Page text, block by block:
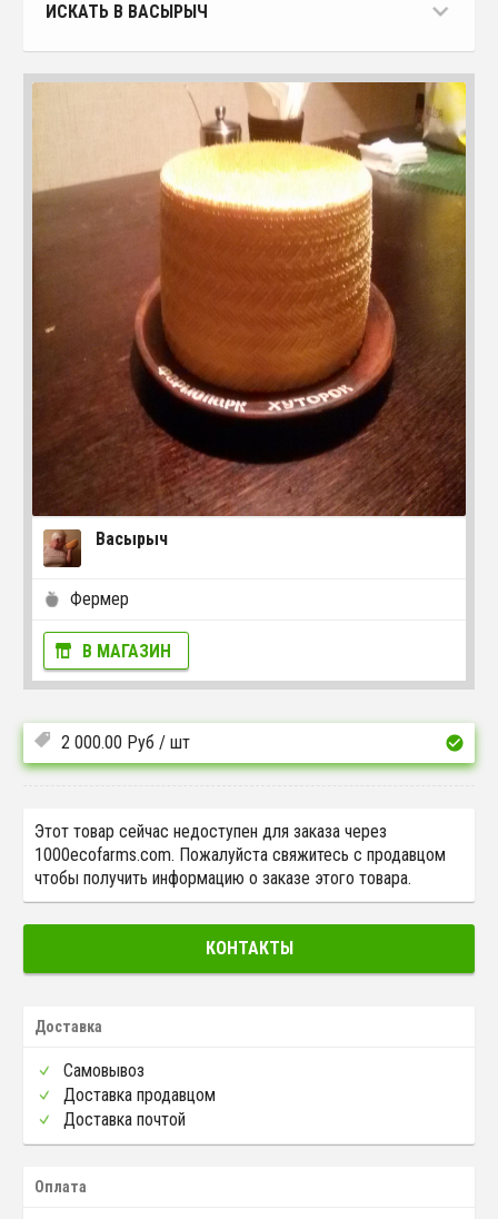
ИСКАТЬ В ВАСЫРЫЧ
Васырыч
Фермер
В МАГАЗИН
2 000.00 Руб / шт
Этот товар сейчас недоступен для заказа через
1000ecofarms.com. Пожалуйста свяжитесь с продавцом
чтобы получить информацию о заказе этого товара.
КОНТАКТЫ
Доставка
Самовывоз
Доставка продавцом
Доставка почтой
Оплата